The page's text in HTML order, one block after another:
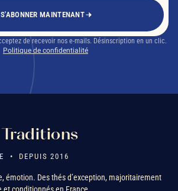
S'ABONNER MAINTENANT
de recevoir nos e-mails. Désinscription en un clic.
Politique de confidentialité
• DEPUIS 2016
émotion. Des thés d’exception, majoritairement